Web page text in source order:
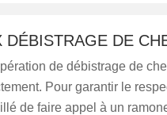
DÉBISTRAGE DE
de débistrage de
Pour garantir le
de faire appel à un